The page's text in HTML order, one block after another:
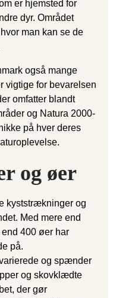
er hjemsted for
dyr. Området
man kan se de
også mange
vigtige for bevarelsen
omfatter blandt
og Natura 2000-
på hver deres
og øer
kyststrækninger og
Med mere end
400 øer har
på.
og spænder
og skovklædte
der gør